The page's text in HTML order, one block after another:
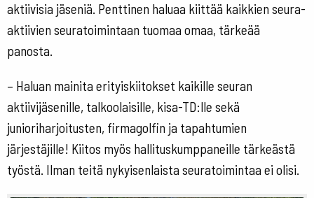
aktiivisia jäseniä. Penttinen haluaa kiittää kaikkien seura-
aktiivien seuratoimintaan tuomaa omaa, tärkeää
panosta.
– Haluan mainita erityiskiitokset kaikille seuran
aktiivijäsenille, talkoolaisille, kisa-TD:lle sekä
junioriharjoitusten, firmagolfin ja tapahtumien
järjestäjille! Kiitos myös hallituskumppaneille tärkeästä
työstä. Ilman teitä nykyisenlaista seuratoimintaa ei olisi.